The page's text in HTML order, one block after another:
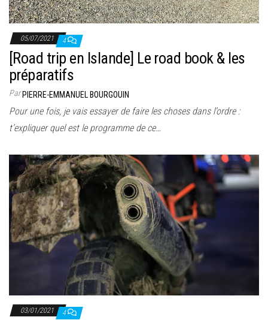
05/07/2021 4
[Road trip en Islande] Le road book & les
préparatifs
ParPIERRE-EMMANUEL BOURGOUIN
Pour une fois, je vais essayer de faire les choses dans l’ordre :
t’expliquer quel est le programme de ce…
03/01/2021 4